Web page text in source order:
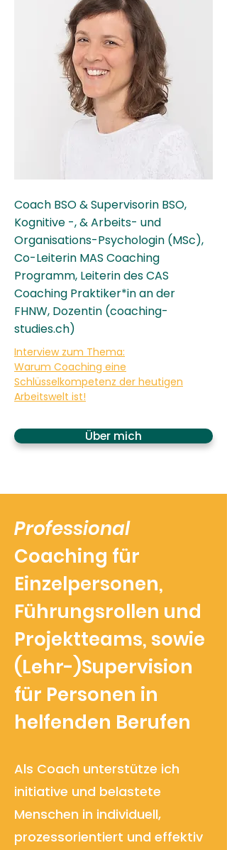
Coach BSO & Supervisorin BSO,
Kognitive -, & Arbeits- und
Organisations-Psychologin (MSc),
Co-Leiterin MAS Coaching
Programm, Leiterin des CAS
Coaching Praktiker*in an der
FHNW, Dozentin (coaching-
studies.ch)
Interview zum Thema:
Warum Coaching eine
Schlüsselkompetenz der heutigen
Arbeitswelt ist!
Über mich
Professional
Coaching für
Einzelpersonen,
Führungsrollen und
Projektteams, sowie
(Lehr-)Supervision
für Personen in
helfenden Berufen
Als Coach unterstütze ich
initiative und belastete
Menschen in individuell,
prozessorientiert und effektiv